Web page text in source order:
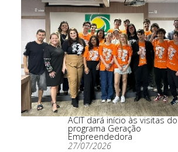
ACIT dará início às visitas do
programa Geração
Empreendedora
27/07/2026